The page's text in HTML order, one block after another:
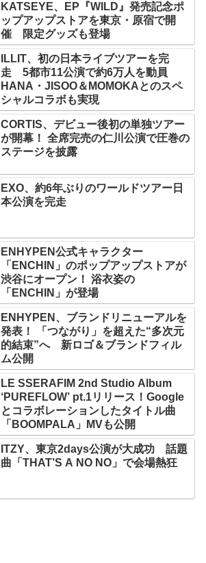
KATSEYE、EP『WILD』発売記念ポ
ップアップストアを東京・原宿で開
催 限定グッズも登場
ILLIT、初の日本ライブツアーを完
走 5都市11公演で約6万人を動員
HANA・JISOO＆MOMOKAとのスペ
シャルコラボも実現
CORTIS、デビュー後初の単独ツアー
が開幕！ 全席完売の仁川公演で圧巻の
ステージを披露
EXO、約6年ぶりのワールドツアー日
本公演を完走
ENHYPEN公式キャラクター
「ENCHIN」のポップアップストアが
渋谷にオープン！ 浴衣姿の
「ENCHIN」が登場
ENHYPEN、ブランドリニューアルを
発表！ 「つながり」を超えた“多次元
的結束”へ 新ロゴ＆ブランドフィル
ム公開
LE SSERAFIM 2nd Studio Album
‘PUREFLOW’ pt.1リリース！Google
とコラボレーションしたタイトル曲
「BOOMPALA」MVも公開
ITZY、東京2days公演が大成功 話題
曲「THAT’S A NO NO」で会場熱狂